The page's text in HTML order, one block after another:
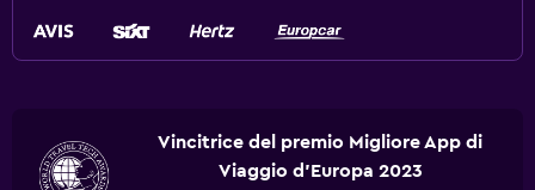
Vincitrice del premio Migliore App di
Viaggio d'Europa 2023